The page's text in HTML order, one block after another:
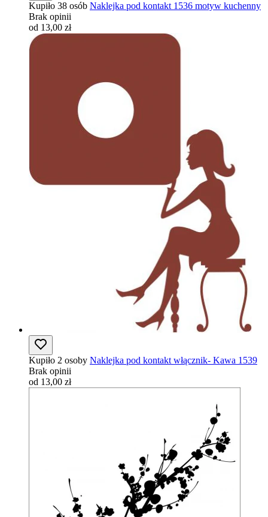
Kupiło 38 osób Naklejka pod kontakt 1536 motyw kuchenny
Brak opinii
od 13,00 zł
Kupiło 2 osoby Naklejka pod kontakt włącznik- Kawa 1539
Brak opinii
od 13,00 zł